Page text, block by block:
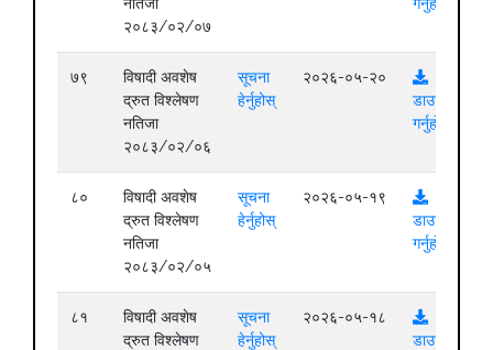
२०८३/०२/०७
७९
विषादी अवशेष
द्रुत विश्लेषण
नतिजा
२०८३/०२/०६
सूचना
हेर्नुहोस्
२०२६-०५-२०
डाउनलोड
गर्नुहोस्
८०
विषादी अवशेष
द्रुत विश्लेषण
नतिजा
२०८३/०२/०५
सूचना
हेर्नुहोस्
२०२६-०५-१९
डाउनलोड
गर्नुहोस्
८१
विषादी अवशेष
द्रुत विश्लेषण
सूचना
हेर्नुहोस्
२०२६-०५-१८
डाउनलोड